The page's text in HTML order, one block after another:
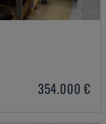
354.000 €